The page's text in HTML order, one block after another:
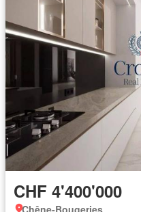
CHF 4'400'000
Chêne-Bougeries